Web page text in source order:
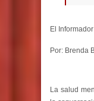
El Informador
Por: Brenda
La salud